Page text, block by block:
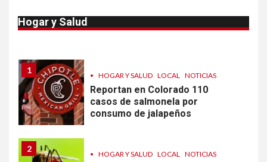
Hogar y Salud
Van 4,100 casos confirmados
por parásito que causa
1
• HOGAR Y SALUD LOCAL NOTICIAS
Reportan en Colorado 110
casos de salmonela por
consumo de jalapeños
2
• HOGAR Y SALUD LOCAL NOTICIAS